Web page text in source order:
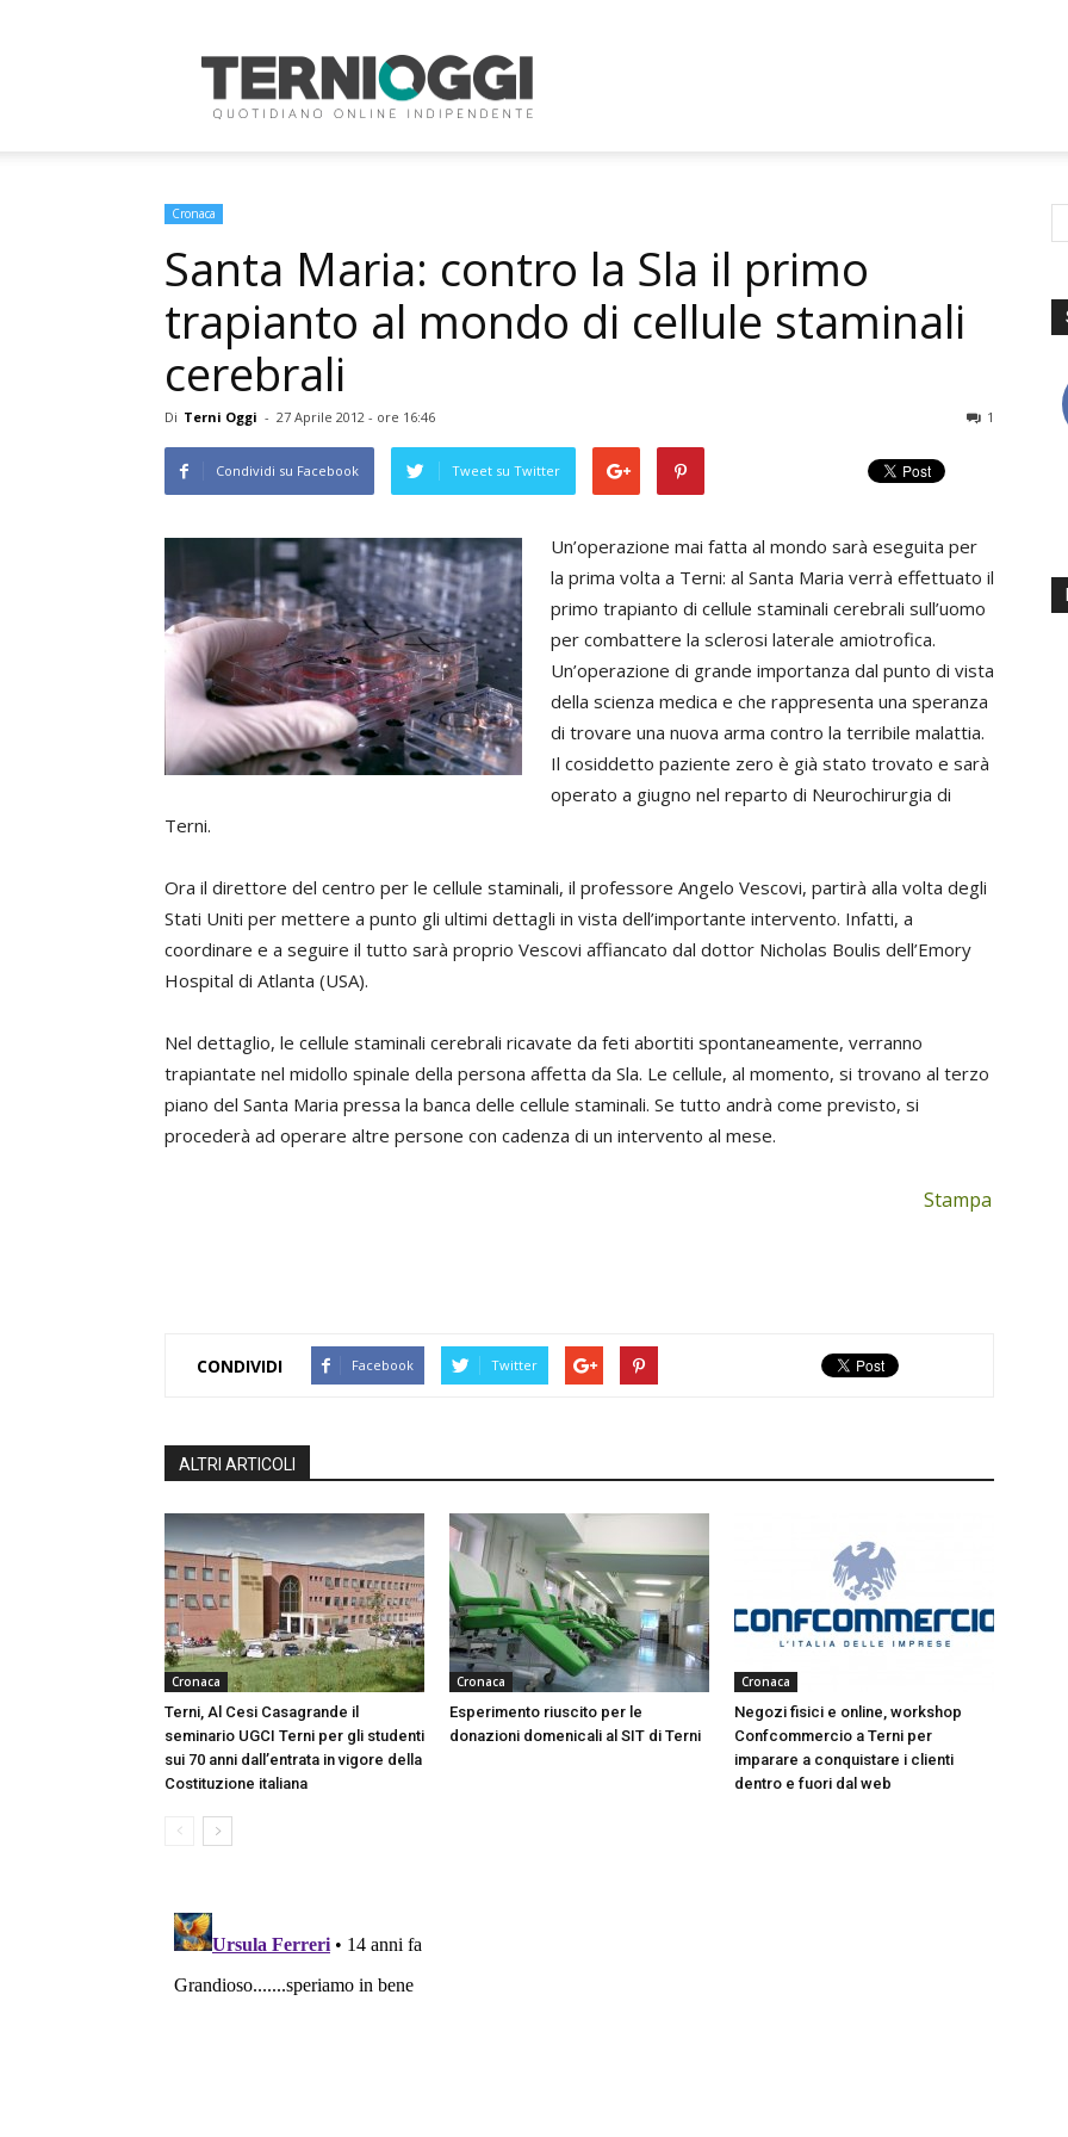
Oggi
Cronaca
Santa Maria: contro la Sla il primo
trapianto al mondo di cellule staminali
cerebrali
Di Terni Oggi - 27 Aprile 2012 - ore 16:46 1
Condividi su Facebook Tweet su Twitter
Un’operazione mai fatta al mondo sarà eseguita per
la prima volta a Terni: al Santa Maria verrà effettuato il
primo trapianto di cellule staminali cerebrali sull’uomo
per combattere la sclerosi laterale amiotrofica.
Un’operazione di grande importanza dal punto di vista
della scienza medica e che rappresenta una speranza
di trovare una nuova arma contro la terribile malattia.
Il cosiddetto paziente zero è già stato trovato e sarà
operato a giugno nel reparto di Neurochirurgia di
Terni.
Ora il direttore del centro per le cellule staminali, il professore Angelo Vescovi, partirà alla volta degli
Stati Uniti per mettere a punto gli ultimi dettagli in vista dell’importante intervento. Infatti, a
coordinare e a seguire il tutto sarà proprio Vescovi affiancato dal dottor Nicholas Boulis dell’Emory
Hospital di Atlanta (USA).
Nel dettaglio, le cellule staminali cerebrali ricavate da feti abortiti spontaneamente, verranno
trapiantate nel midollo spinale della persona affetta da Sla. Le cellule, al momento, si trovano al terzo
piano del Santa Maria pressa la banca delle cellule staminali. Se tutto andrà come previsto, si
procederà ad operare altre persone con cadenza di un intervento al mese.
Stampa
CONDIVIDI Facebook Twitter
ALTRI ARTICOLI
Cronaca
Terni, Al Cesi Casagrande il
seminario UGCI Terni per gli studenti
sui 70 anni dall’entrata in vigore della
Costituzione italiana
Cronaca
Esperimento riuscito per le
donazioni domenicali al SIT di Terni
Cronaca
Negozi fisici e online, workshop
Confcommercio a Terni per
imparare a conquistare i clienti
dentro e fuori dal web